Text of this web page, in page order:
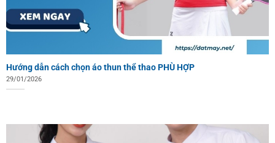
Hướng dẫn cách chọn áo thun thể thao PHÙ HỢP
29/01/2026